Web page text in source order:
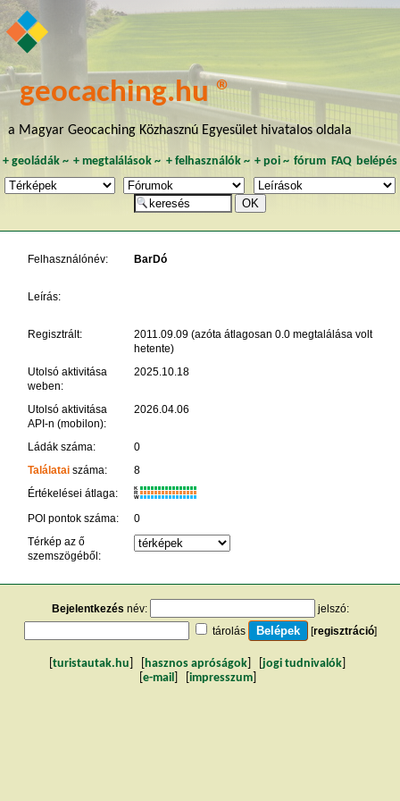
geocaching.hu ®
a Magyar Geocaching Közhasznú Egyesület hivatalos oldala
+ geoládák~ +megtalálások ~ + felhasználók~ + poi~ fórum FAQ belépés
Felhasználónév: BarDó
Leírás:
Regisztrált:
2011.09.09 (azóta átlagosan 0.0 megtalálása volt
hetente)
Utolsó aktivitása
weben:
2025.10.18
Utolsó aktivitása
API-n (mobilon):
2026.04.06
Ládák száma:
0
Találatai száma:
8
Értékelései átlaga:
K
R
W
POI pontok száma:
0
Térkép az ő
szemszögéből:
Bejelentkezés név:
jelszó:
tárolás
[regisztráció]
turistautak.hu hasznos apróságok jogi tudnivalók
e-mail impresszum]